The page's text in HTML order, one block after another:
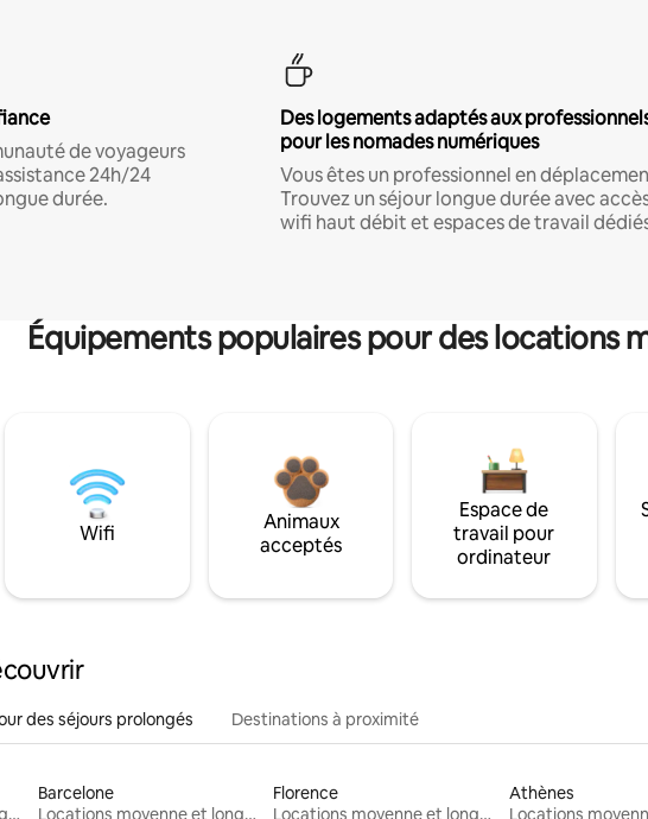
de voyageurs
24h/24
durée.
Des logements adaptés aux
pour les nomades numériques
Vous êtes un professionnel en
Trouvez un séjour longue durée avec
wifi haut débit et espaces de travail
Équipements populaires pour des locations
Wifi
Animaux
acceptés
Espace de
travail pour
ordinateur
des séjours prolongés Destinations à proximité
Locations moyenne et longue durée
Barcelone
Locations moyenne et longue durée
Florence
Locations moyenne et longue durée
Athènes